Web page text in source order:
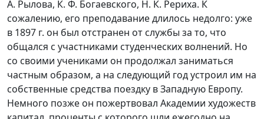
А. Рылова, К. Ф. Богаевского, Н. К. Рериха. К
сожалению, его преподавание длилось недолго: уже
в 1897 г. он был отстранен от службы за то, что
общался с участниками студенческих волнений. Но
со своими учениками он продолжал заниматься
частным образом, а на следующий год устроил им на
собственные средства поездку в Западную Европу.
Немного позже он пожертвовал Академии художеств